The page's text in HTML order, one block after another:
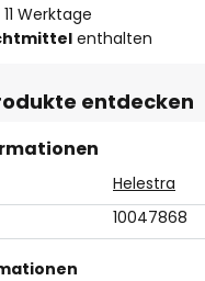
Werktage
enthalten
entdecken
Helestra
10047868